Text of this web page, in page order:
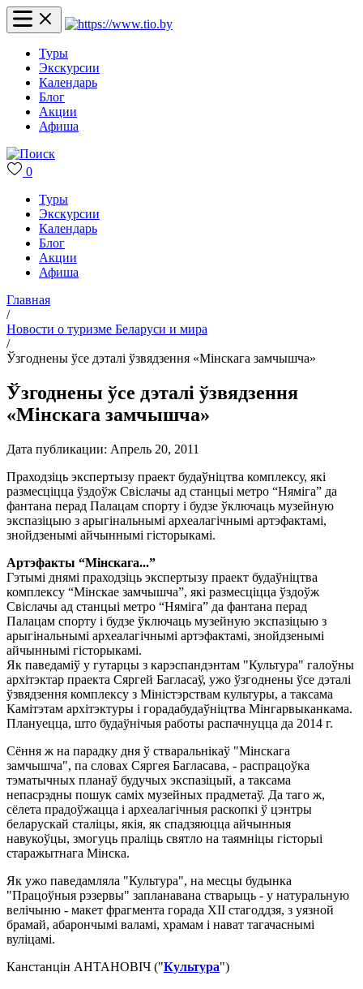
Туры
Экскурсии
Календарь
Блог
Акции
Афиша
0
Туры
Экскурсии
Календарь
Блог
Акции
Афиша
Главная
/
Новости о туризме Беларуси и мира
/
Ўзгоднены ўсе дэталі ўзвядзення «Мінскага замчышча»
Ўзгоднены ўсе дэталі ўзвядзення
«Мінскага замчышча»
Дата публикации: Апрель 20, 2011
Праходзіць экспертызу праект будаўніцтва комплексу, які
размесціцца ўздоўж Свіслачы ад станцыі метро “Няміга” да
фантана перад Палацам спорту і будзе ўключаць музейную
экспазіцыю з арыгінальнымі археалагічнымі артэфактамі,
знойдзенымі айчыннымі гісторыкамі.
Артэфакты “Мінскага...”
Гэтымі днямі праходзіць экспертызу праект будаўніцтва
комплексу “Мінскае замчышча”, які размесціцца ўздоўж
Свіслачы ад станцыі метро “Няміга” да фантана перад
Палацам спорту і будзе ўключаць музейную экспазіцыю з
арыгінальнымі археалагічнымі артэфактамі, знойдзенымі
айчыннымі гісторыкамі.
Як паведаміў у гутарцы з карэспандэнтам "Культура" галоўны
архітэктар праекта Сяргей Багласаў, ужо ўзгоднены ўсе дэталі
ўзвядзення комплексу з Міністэрствам культуры, а таксама
Камітэтам архітэктуры і горадабудаўніцтва Мінгарвыканкама.
Плануецца, што будаўнічыя работы распачнуцца да 2014 г.
Сёння ж на парадку дня ў стваральнікаў "Мінскага
замчышча", па словах Сяргея Багласава, - распрацоўка
тэматычных планаў будучых экспазіцый, а таксама
непасрэдны пошук саміх музейных прадметаў. Да таго ж,
сёлета прадоўжацца і археалагічныя раскопкі ў цэнтры
беларускай сталіцы, якія, як спадзяюцца айчынныя
навукоўцы, змогуць праліць святло на таямніцы гісторыі
старажытнага Мінска.
Як ужо паведамляла "Культура", на месцы будынка
"Працоўныя рэзервы" запланавана стварыць - у натуральную
велічыню - макет фрагмента горада XII стагоддзя, з уязной
брамай, абарончымі валамі, храмам і нават тагачаснымі
вуліцамі.
Канстанцін АНТАНОВІЧ ("Культура")